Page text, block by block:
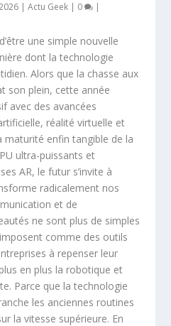
|Actu Geek | 0 |
une simple nouvelle
dont la technologie
Alors que la chasse aux
son plein, cette année
avec des avancées
réalité virtuelle et
maturité enfin tangible de la
ultra-puissants et
AR, le futur s’invite à
radicalement nos
et de
ne sont plus de simples
comme des outils
à repenser leur
en plus la robotique et
Parce que la technologie
les anciennes routines
la vitesse supérieure. En